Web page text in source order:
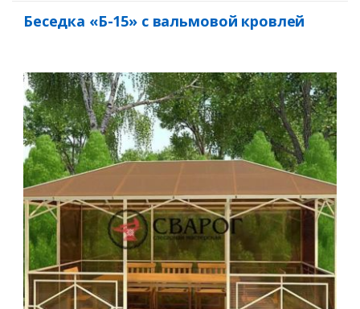
Беседка «Б-15» с вальмовой кровлей